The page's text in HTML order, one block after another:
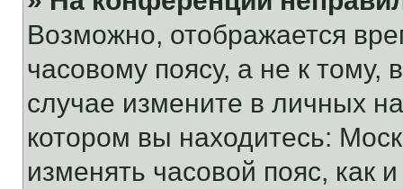
Возможно, отображается
часовому поясу, а не к тому,
случае измените в личных
котором вы находитесь:
изменять часовой пояс, как